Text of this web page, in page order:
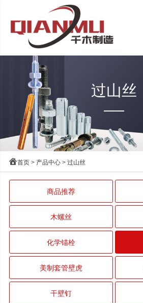
过山丝
首页> 产品中心> 过山丝
商品推荐
木螺丝
化学锚栓
美制套管壁虎
干壁钉